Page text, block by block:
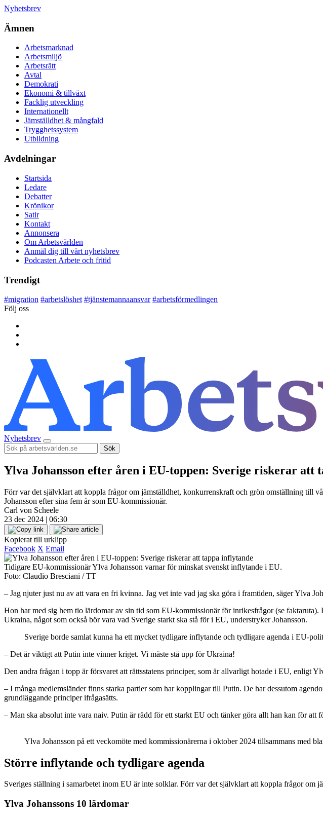
Nyhetsbrev
Ämnen
Arbetsmarknad
Arbetsmiljö
Arbetsrätt
Avtal
Demokrati
Ekonomi & tillväxt
Facklig utveckling
Internationellt
Jämställdhet & mångfald
Trygghetssystem
Utbildning
Avdelningar
Startsida
Ledare
Debatter
Krönikor
Satir
Kontakt
Annonsera
Om Arbetsvärlden
Anmäl dig till vårt nyhetsbrev
Podcasten Arbete och fritid
Trendigt
#migration #arbetslöshet #tjänstemannaansvar #arbetsförmedlingen
Följ oss
Nyhetsbrev
Sök
Ylva Johansson efter åren i EU-toppen: Sverige riskerar att
Förr var det självklart att koppla frågor om jämställdhet, konkurrenskraft och grön omställning till
Johansson efter sina fem år som EU-kommissionär.
Carl von Scheele
23 dec 2024 | 06:30
Kopierat till urklipp
Facebook X Email
Tidigare EU-kommissionär Ylva Johansson varnar för minskat svenskt inflytande i EU.
Foto: Claudio Bresciani / TT
– Jag njuter just nu av att vara en fri kvinna. Jag vet inte vad jag ska göra i framtiden, säger Ylva
Hon har med sig hem tio lärdomar av sin tid som EU-kommissionär för inrikesfrågor (se
Ukraina, något som också bör vara vad Sverige starkt ska stå för i EU, understryker Johansson.
Sverige borde samlat kunna ha ett mycket tydligare inflytande och tydligare agenda i EU-
– Det är viktigt att Putin inte vinner kriget. Vi måste stå upp för Ukraina!
Den andra frågan i topp är försvaret att rättsstatens principer, som är allvarligt hotade i EU, enligt
– I många medlemsländer finns starka partier som har kopplingar till Putin. De har dessutom
grundläggande principer ifrågasätts.
– Man ska absolut inte vara naiv. Putin är rädd för ett starkt EU och tänker göra allt han kan för att
Ylva Johansson på ett veckomöte med kommissionärerna i oktober 2024 tillsammans med
Större inflytande och tydligare agenda
Sveriges ställning i samarbetet inom EU är inte solklar. Förr var det självklart att koppla frågor
Ylva Johanssons 10 lärdomar